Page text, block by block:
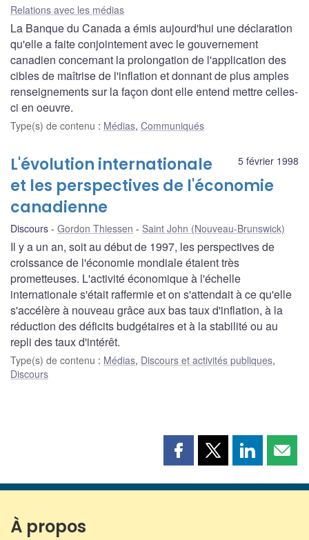
Relations avec les médias
La Banque du Canada a émis aujourd'hui une déclaration
qu'elle a faite conjointement avec le gouvernement
canadien concernant la prolongation de l'application des
cibles de maîtrise de l'inflation et donnant de plus amples
renseignements sur la façon dont elle entend mettre celles-
ci en oeuvre.
Type(s) de contenu : Médias, Communiqués
5 février 1998
L'évolution internationale
et les perspectives de l'économie
canadienne
Discours Gordon Thiessen Saint John (Nouveau-Brunswick)
Il y a un an, soit au début de 1997, les perspectives de
croissance de l'économie mondiale étaient très
prometteuses. L'activité économique à l'échelle
internationale s'était raffermie et on s'attendait à ce qu'elle
s'accélère à nouveau grâce aux bas taux d'inflation, à la
réduction des déficits budgétaires et à la stabilité ou au
repli des taux d'intérêt.
Type(s) de contenu : Médias, Discours et activités publiques,
Discours
Partager
page
Partager
page
Partager
page page
À propos